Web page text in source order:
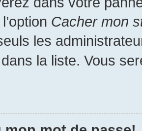
Cacher mon
les
la liste. Vous